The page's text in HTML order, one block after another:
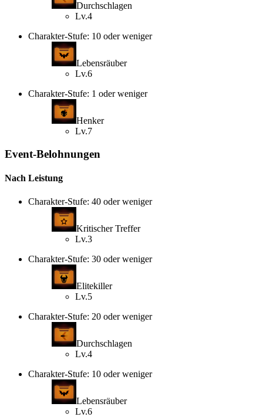
Durchschlagen
Lv.4
Charakter-Stufe: 10 oder weniger
Lebensräuber
Lv.6
Charakter-Stufe: 1 oder weniger
Henker
Lv.7
Event-Belohnungen
Nach Leistung
Charakter-Stufe: 40 oder weniger
Kritischer Treffer
Lv.3
Charakter-Stufe: 30 oder weniger
Elitekiller
Lv.5
Charakter-Stufe: 20 oder weniger
Durchschlagen
Lv.4
Charakter-Stufe: 10 oder weniger
Lebensräuber
Lv.6